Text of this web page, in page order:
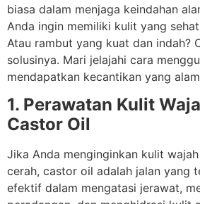
biasa dalam menjaga keindahan
Anda ingin memiliki kulit yang
Atau rambut yang kuat dan indah?
solusinya. Mari jelajahi cara
mendapatkan kecantikan yang
1. Perawatan Kulit
Castor Oil
Jika Anda menginginkan kulit
cerah, castor oil adalah jalan yang
efektif dalam mengatasi jerawat,